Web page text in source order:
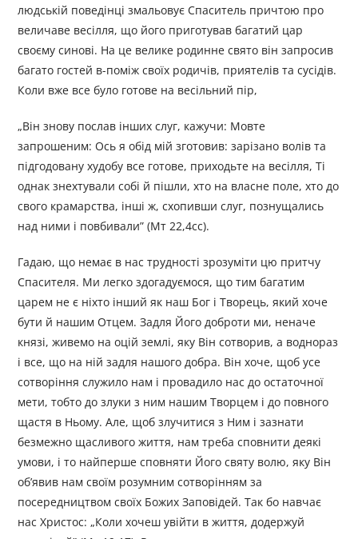
людській поведінці змальовує Спаситель причтою про
величаве весілля, що його приготував багатий цар
своєму синові. На це велике родинне свято він запросив
багато гостей в-поміж своїх родичів, приятелів та сусідів.
Коли вже все було готове на весільний пір,
„Він знову послав інших слуг, кажучи: Мовте
запрошеним: Ось я обід мій зготовив: зарізано волів та
підгодовану худобу все готове, приходьте на весілля, Ті
однак знехтували собі й пішли, хто на власне поле, хто до
свого крамарства, інші ж, схопивши слуг, познущались
над ними і повбивали” (Мт 22,4сс).
Гадаю, що немає в нас трудності зрозуміти цю притчу
Спасителя. Ми легко здогадуємося, що тим багатим
царем не є ніхто інший як наш Бог і Творець, який хоче
бути й нашим Отцем. Задля Його доброти ми, неначе
князі, живемо на оцій землі, яку Він сотворив, а воднораз
і все, що на ній задля нашого добра. Він хоче, щоб усе
сотворіння служило нам і провадило нас до остаточної
мети, тобто до злуки з ним нашим Творцем і до повного
щастя в Ньому. Але, щоб злучитися з Ним і зазнати
безмежно щасливого життя, нам треба сповнити деякі
умови, і то найперше сповняти Його святу волю, яку Він
об’явив нам своїм розумним сотворінням за
посередництвом своїх Божих Заповідей. Так бо навчає
нас Христос: „Коли хочеш увійти в життя, додержуй